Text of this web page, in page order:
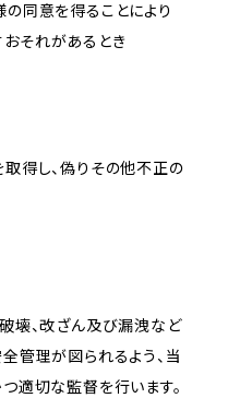
同意を得ることにより
それがあるとき
得し、偽りその他不正の
壊、改ざん及び漏洩など
管理が図られるよう、当
適切な監督を行います。